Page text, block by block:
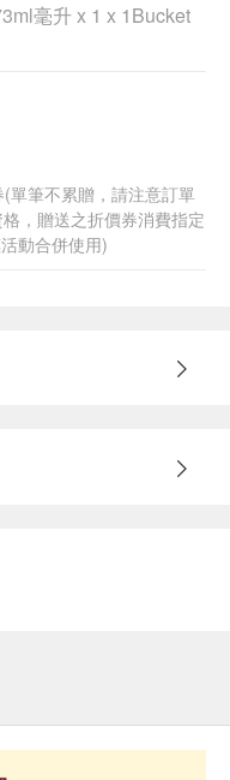
毫升 x 1 x 1Bucket
單筆不累贈，請注意訂單
，贈送之折價券消費指定
動合併使用)